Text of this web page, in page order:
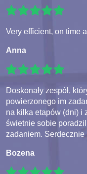
Very efficient, on time
Anna
Doskonały zespół,
powierzonego im
na kilka etapów (dni) i
świetnie sobie
zadaniem. Serdecznie
Bozena